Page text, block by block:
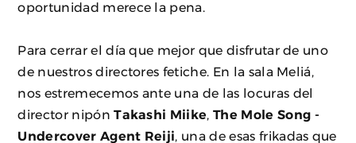
oportunidad merece la pena.
Para cerrar el día que mejor que disfrutar de uno
de nuestros directores fetiche. En la sala Meliá,
nos estremecemos ante una de las locuras del
director nipónTakashi Miike ,The Mole Song -
Undercover Agent Reiji , una de esas frikadas que